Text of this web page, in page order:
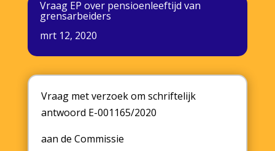
Vraag EP over pensioenleeftijd van
grensarbeiders
mrt 12, 2020
Vraag met verzoek om schriftelijk
antwoord E-001165/2020
aan de Commissie